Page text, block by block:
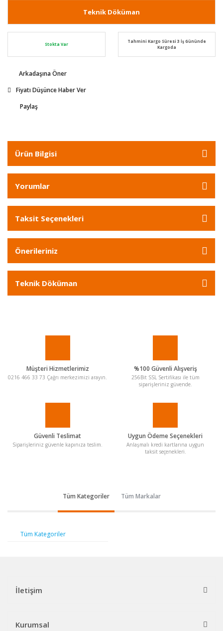
Teknik Döküman
Stokta Var
Tahmini Kargo Süresi 3 İş Gününde
Kargoda
Arkadaşına Öner
Fiyatı Düşünce Haber Ver
Paylaş
Ürün Bilgisi
Yorumlar
Taksit Seçenekleri
Önerileriniz
Teknik Döküman
Müşteri Hizmetlerimiz
0216 466 33 73 Çağrı merkezimizi arayın.
%100 Güvenli Alışveriş
256Bit SSL Sertifikası ile tüm
siparişleriniz güvende.
Güvenli Teslimat
Siparişleriniz güvenle kapınıza teslim.
Uygun Ödeme Seçenekleri
Anlaşmalı kredi kartlarına uygun
taksit seçenekleri.
Tüm Kategoriler Tüm Markalar
Tüm Kategoriler
İletişim
Kurumsal